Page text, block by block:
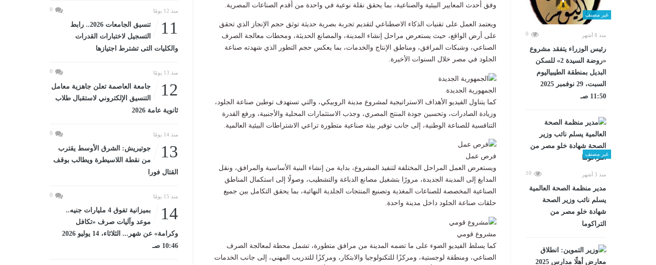
غير مصنف
منذ 8 أشهر 0
رئيس الوزراء يتفقد مشروع
«روضة السيدة 2» للسكن
البديل بمنطقة الطيبياليوم
السبت، 29 نوفمبر 2025
11:50 صـ
غير مصنف
منذ 3 أشهر 10
مدير منظمة الصحة العالمية
يسلم نائب وزير الصحة
شهادة خلو مصر من
التراكوما
وفق أحدث المعايير البيئية والصناعية، بما يحقق نقلة نوعية في واحدة من أقدم الصناعات المصرية.
ويعتمد العمل على تقنيات الذكاء الاصطناعي لتقديم تجربة بصرية حديثة توثق حجم الإنجاز الذي تحقق
على أرض الواقع، حيث يستعرض مراحل إنشاء المدينة، والمصانع الحديثة، ومحطات معالجة الصرف
الصناعي، وشبكات المرافق، ومناطق الإنتاج والخدمات، بما يعكس حجم التطور الذي شهدته صناعة
الجلود في مصر خلال السنوات الأخيرة.
الجمهورية الجديدة
كما يتناول الفيديو الأهداف الاستراتيجية لمشروع مدينة الروبيكي، والتي تستهدف توطين صناعة الجلود،
وزيادة الصادرات، وتحسين جودة المنتج المصري، وجذب الاستثمارات المحلية والأجنبية، ورفع القدرة
التنافسية للصناعة الوطنية، إلى جانب توفير بيئة صناعية متطورة تراعي الاشتراطات البيئية العالمية.
فرص عمل
ويستعرض العمل المراحل المختلفة لتنفيذ المشروع، بداية من إنشاء البنية الأساسية والمرافق، ونقل
المدابغ إلى المدينة الجديدة، مرورًا بتشغيل مصانع الدباغة والتشطيب، وصولًا إلى استكمال المناطق
الصناعية المخصصة للصناعات المغذية وتصنيع المنتجات الجلدية النهائية، بما يحقق التكامل بين جميع
حلقات صناعة الجلود داخل مدينة واحدة.
مشروع قومي
كما يسلط الفيديو الضوء على ما تضمه المدينة من مرافق متطورة، تشمل محطة لمعالجة الصرف
الصناعي، ومنطقة لوجستية، ومركزًا للتكنولوجيا والابتكار، ومركزًا للتدريب المهني، إلى جانب الخدمات
منذ 12 يومًا 0
11
تنسيق الجامعات 2026.. رابط
التسجيل لاختبارات القدرات
والكليات التى تشترط اجتيازها
منذ 13 يومًا 0
12
جامعة العاصمة تعلن جاهزية معامل
التنسيق الإلكتروني لاستقبال طلاب
ثانوية عامة 2026
منذ 14 يومًا 0
13
جوتيريش: الشرق الأوسط يقترب
من نقطة اللاسيطرة ويطالب بوقف
القتال فورا
منذ 15 يومًا 0
14
بميزانية تفوق 4 مليارات جنيه..
موعد وآليات صرف «تكافل
وكرامة» عن شهر... الثلاثاء، 14 يوليو 2026
10:46 صـ